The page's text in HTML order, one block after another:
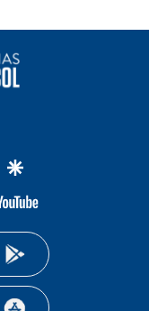
whatsapp
google
youtube-